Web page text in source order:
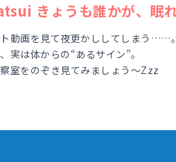
きょうも誰かが、眠
動画を見て夜更かししてしまう……。
実は体からの“あるサイン”。
室をのぞき見てみましょう～Zzz